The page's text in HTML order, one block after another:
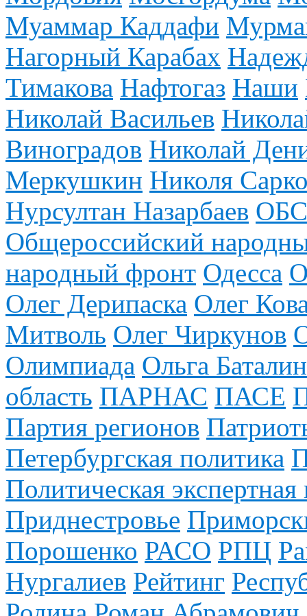
Муаммар Каддафи
Нагорный Карабах
Тимакова Нафтогаз Наши
Николай Васильев
Виноградов Николай
Меркушкин Николя
Нурсултан Назарбаев
Общероссийский
народный фронт Одесса
Олег Дерипаска Олег
Митволь Олег Чиркунов
Олимпиада Ольга
область ПАРНАС ПАСЕ
Партия регионов
Петербургская политика
Политическая экспертная
Приднестровье
Порошенко РАСО РПЦ
Нургалиев Рейтинг